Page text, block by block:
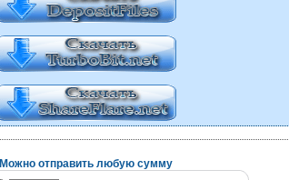
Можно отправить любую сумму